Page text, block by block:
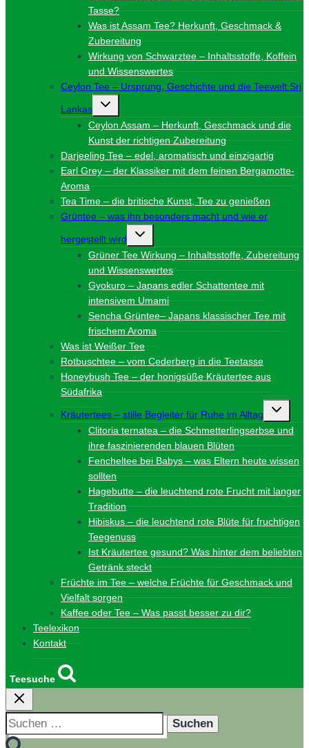
Tasse?
Was ist Assam Tee? Herkunft, Geschmack &
Zubereitung
Wirkung von Schwarztee – Inhaltsstoffe, Koffein
und Wissenswertes
Ceylon Tee – Ursprung, Geschichte und die Teewelt Sri
Lankas
Untermenü
Ceylon Assam – Herkunft, Geschmack und die
Kunst der richtigen Zubereitung
Darjeeling Tee – edel, aromatisch und einzigartig
Earl Grey – der Klassiker mit dem feinen Bergamotte-
Aroma
Tea Time – die britische Kunst, Tee zu genießen
Grüntee – was ihn besonders macht und wie er
hergestellt wird
Untermenü
Grüner Tee Wirkung – Inhaltsstoffe, Zubereitung
und Wissenswertes
Gyokuro – Japans edler Schattentee mit
intensivem Umami
Sencha Grüntee– Japans klassischer Tee mit
frischem Aroma
Was ist Weißer Tee
Rotbuschtee – vom Cederberg in die Teetasse
Honeybush Tee – der honigsüße Kräutertee aus
Südafrika
Kräutertees – stille Begleiter für Ruhe im Alltag
Clitoria ternatea – die Schmetterlingserbse und
ihre faszinierenden blauen Blüten
Fencheltee bei Babys – was Eltern heute wissen
sollten
Hagebutte – die leuchtend rote Frucht mit langer
Tradition
Hibiskus – die leuchtend rote Blüte für fruchtigen
Teegenuss
Ist Kräutertee gesund? Was hinter dem beliebten
Getränk steckt
Früchte im Tee – welche Früchte für Geschmack und
Vielfalt sorgen
Kaffee oder Tee – Was passt besser zu dir?
Teelexikon
Kontakt
Teesuche
Suchen
nach: